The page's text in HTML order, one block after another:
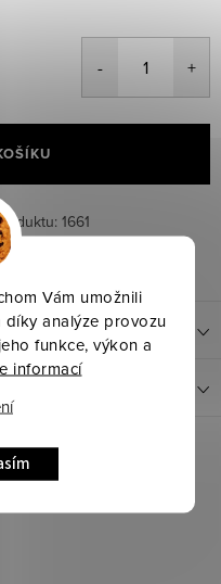
Vám umožnili
analýze provozu
funkce, výkon a
informací
1661